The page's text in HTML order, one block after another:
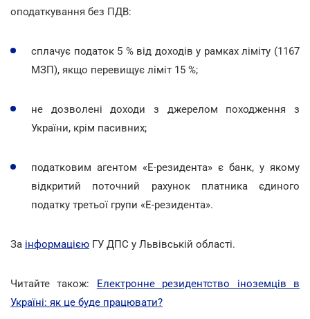
оподаткування без ПДВ:
сплачує податок 5 % від доходів у рамках ліміту (1167
МЗП), якщо перевищує ліміт 15 %;
не дозволені доходи з джерелом походження з
України, крім пасивних;
податковим агентом «Е-резидента» є банк, у якому
відкритий поточний рахунок платника єдиного
податку третьої групи «Е-резидента».
За інформацією ГУ ДПС у Львівській області.
Читайте також: Електронне резидентство іноземців в
Україні: як це буде працювати?